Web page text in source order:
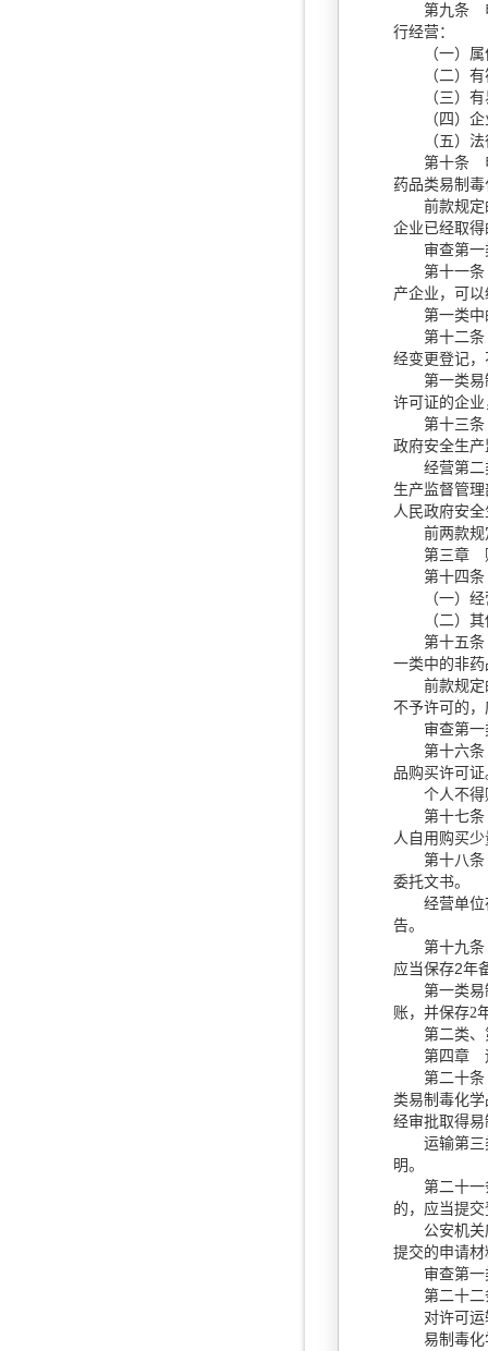
第九条 申
行经营：
（一）属依
（二）有符
（三）有易
（四）企业
（五）法
第十条 申
药品类易制
前款规定的
企业已经取
审查第一类
第十一条
产企业，可
第一类中的
第十二条
经变更登记
第一类易制
许可证的企
第十三条
政府安全生
经营第二类
生产监督管
人民政府安
前两款规定
第三章
第十四
（一）经营
（二）其他
第十五条
一类中的非
前款规定的
不予许可的
审查第一类
第十六条
品购买许可证
个人不得
第十七条
人自用购买
第十八条
委托文书。
经营单位在
告。
第十九条
应当保存2年
第一类易制
账，并保存2
第二类、第
第四章
第二十
类易制毒化
经审批取得
运输第三类
明。
第二十一条
的，应当提
公安机关应
提交的申请
审查第一类
第二十二条
对许可运
易制毒化学